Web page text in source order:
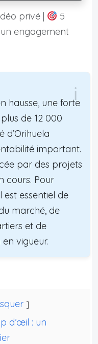
privé |
5
engagement
hausse, une forte
de 12 000
d’Orihuela
important.
par des projets
cours. Pour
est essentiel de
marché, de
et de
vigueur.
d’œil : un